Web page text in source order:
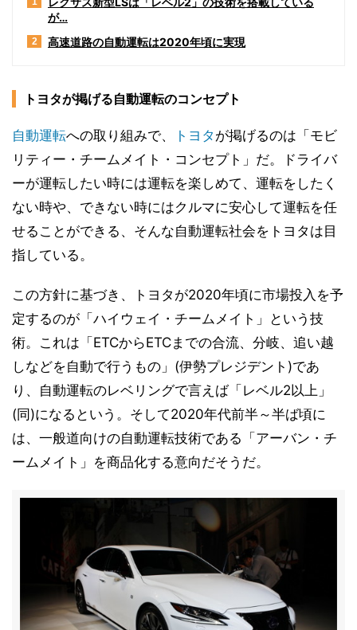
が…
2 高速道路の自動運転は2020年頃に実現
トヨタが掲げる自動運転のコンセプト
自動運転への取り組みで、 トヨタ が掲げるのは「モビ
リティー・チームメイト・コンセプト」だ。ドライバ
ーが運転したい時には運転を楽しめて、運転をしたく
ない時や、できない時にはクルマに安心して運転を任
せることができる、そんな自動運転社会をトヨタは目
指している。
この方針に基づき、トヨタが2020年頃に市場投入を予
定するのが「ハイウェイ・チームメイト」という技
術。これは「ETCからETCまでの合流、分岐、追い越
しなどを自動で行うもの」(伊勢プレジデント)であ
り、自動運転のレベリングで言えば「レベル2以上」
(同)になるという。そして2020年代前半～半ば頃に
は、一般道向けの自動運転技術である「アーバン・チ
ームメイト」を商品化する意向だそうだ。